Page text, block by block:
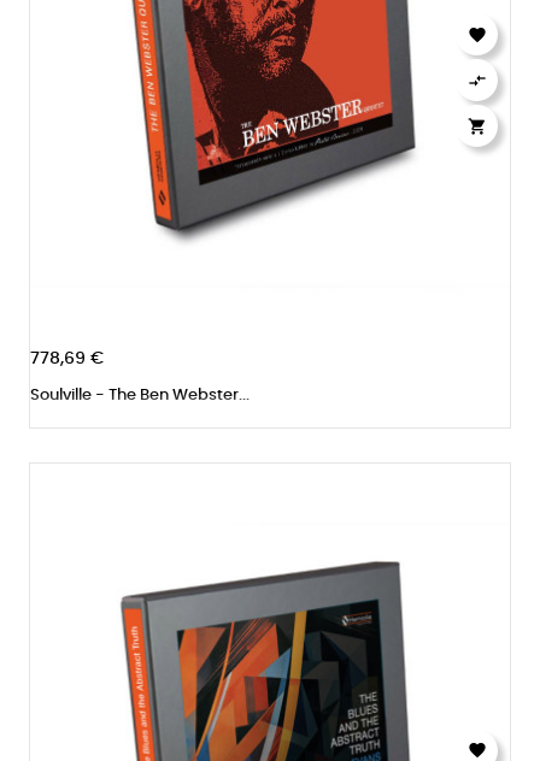
778,69 €
Soulville - The Ben Webster...



